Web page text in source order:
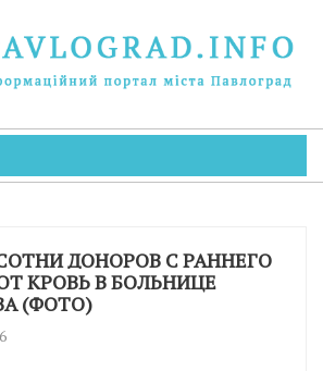
ДОНОРОВ С РАННЕГО
КРОВЬ В БОЛЬНИЦЕ
(ФОТО)